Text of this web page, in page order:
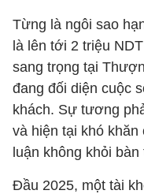
Từng là ngôi sao
là lên tới 2 triệu
sang trọng tại
đang đối diện cuộc
khách. Sự tương
và hiện tại khó
luận không khỏi bàn
Đầu 2025, một tài